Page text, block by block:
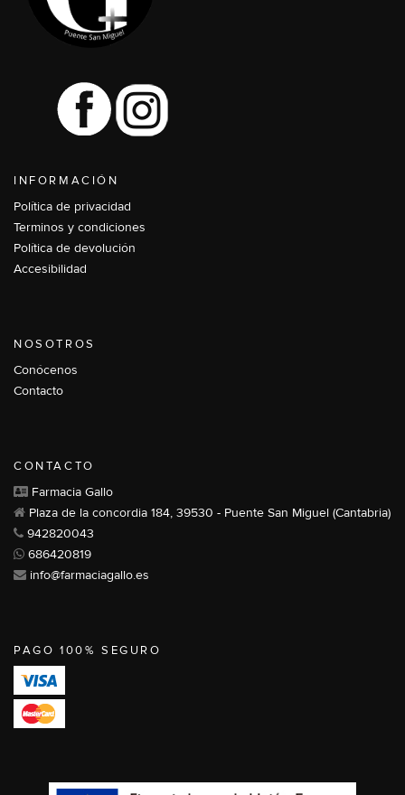
INFORMACIÓN
Política de privacidad
Terminos y condiciones
Política de devolución
Accesibilidad
NOSOTROS
Conócenos
Contacto
CONTACTO
Farmacia Gallo
Plaza de la concordia 184, 39530 - Puente San Miguel (Cantabria)
942820043
686420819
info@farmaciagallo.es
PAGO 100% SEGURO